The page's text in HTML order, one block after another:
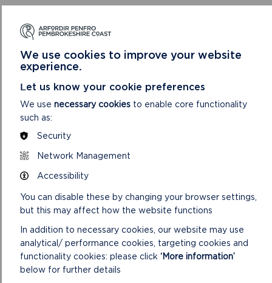
GWEITHDAI CLWB DYDD MERCHER
I archebu eich lle ar weithdy dan arweiniad artistiaid yn
Oriel y Parc ym mis Awst hwn.
We use cookies to improve your website
experience.
Let us know your cookie preferences
We use necessary cookies to enable core functionality
such as:
Security
Network Management
Accessibility
You can disable these by changing your browser settings,
but this may affect how the website functions
In addition to necessary cookies, our website may use
analytical/ performance cookies, targeting cookies and
functionality cookies: please click ‘More information’
below for further details